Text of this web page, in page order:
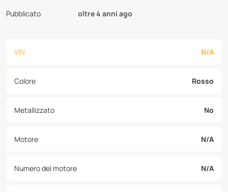
Pubblicato
oltre 4 anni ago
VIN N/A
Colore Rosso
Metallizzato No
Motore N/A
Numero del motore N/A